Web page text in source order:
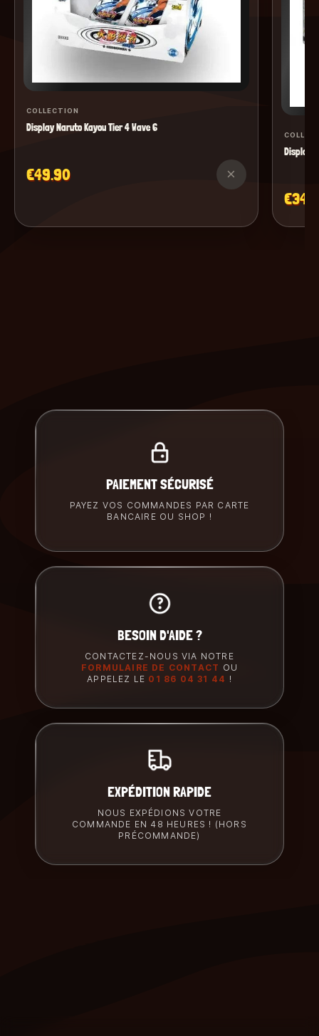
COLLECTION
Display Naruto Kayou Tier 4 Wave 6
€49.90 ×
Display
PAIEMENT SÉCURISÉ
PAYEZ VOS COMMANDES PAR CARTE
BANCAIRE OU SHOP !
BESOIN D'AIDE ?
CONTACTEZ-NOUS VIA NOTRE
FORMULAIRE DE CONTACT OU
APPELEZ LE 01 86 04 31 44 !
EXPÉDITION RAPIDE
NOUS EXPÉDIONS VOTRE
COMMANDE EN 48 HEURES ! (HORS
PRÉCOMMANDE)